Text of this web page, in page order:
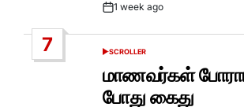
Post1 week ago
7
POSTED
SCROLLER
மாணவர்கள்
போது கைது